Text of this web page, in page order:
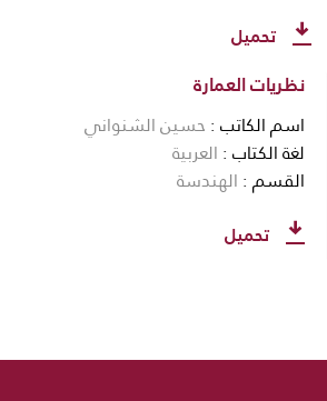
تحميل
نظريات العمارة
اسم الكاتب حسين الشنواني
لغة الكتاب العربية
القسم الهندسة
تحميل